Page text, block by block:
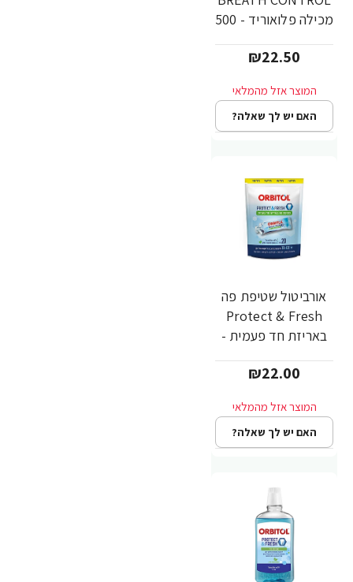
מכילה פלואוריד - 500
₪22.50
האם יש לך שאלה?
אורביטול שטיפת פה
Protect & Fresh
באריזת חד פעמית -
₪22.00
האם יש לך שאלה?